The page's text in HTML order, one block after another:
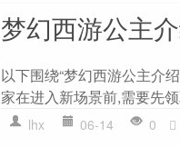
梦幻西游公主
以下围绕“梦幻西游公主介
家在进入新场景前,需要先
lhx 06-14 0